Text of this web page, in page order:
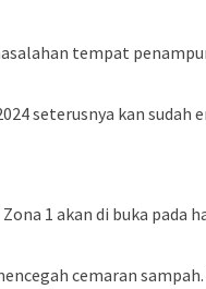
tempat
seterusnya kan sudah
1 akan di buka pada
cemaran